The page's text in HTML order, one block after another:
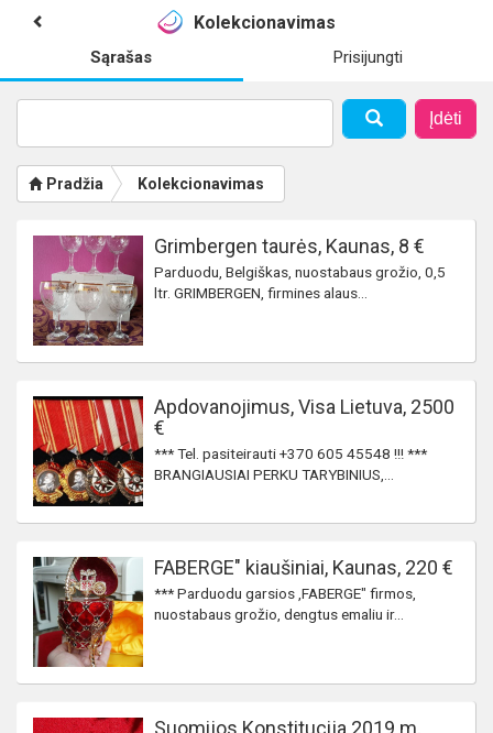
Kolekcionavimas
Sąrašas Prisijungti
Įdėti
Pradžia Kolekcionavimas
Grimbergen taurės, Kaunas, 8 €
Parduodu, Belgiškas, nuostabaus grožio, 0,5
ltr. GRIMBERGEN, firmines alaus...
Apdovanojimus, Visa Lietuva, 2500
€
*** Tel. pasiteirauti +370 605 45548 !!! ***
BRANGIAUSIAI PERKU TARYBINIUS,...
FABERGE" kiaušiniai, Kaunas, 220 €
*** Parduodu garsios ,FABERGE" firmos,
nuostabaus grožio, dengtus emaliu ir...
Suomijos Konstitucija 2019 m,